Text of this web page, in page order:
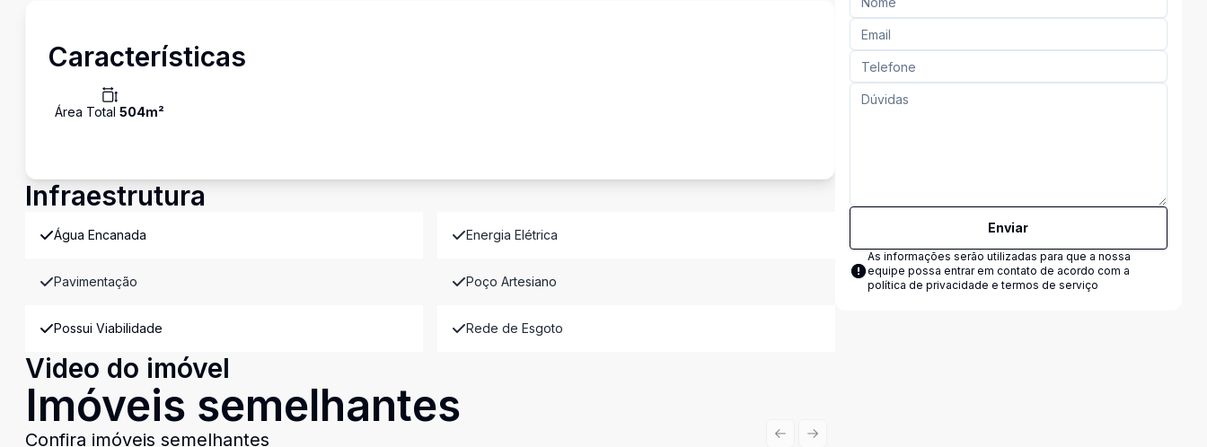
Características
Área Total 504m²
Infraestrutura
Água Encanada Energia Elétrica
Pavimentação Poço Artesiano
Possui Viabilidade Rede de Esgoto
Video do imóvel
Imóveis semelhantes
Confira imóveis semelhantes Previous slide
Next slide
Enviar
As informações serão utilizadas para que a nossa
equipe possa entrar em contato de acordo com a
política de privacidade e termos de serviço